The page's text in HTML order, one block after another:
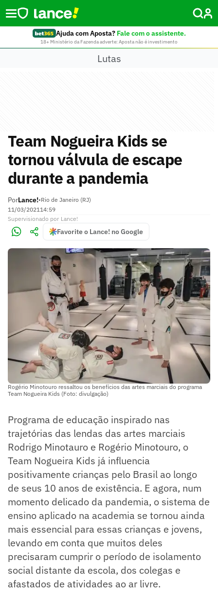
Ajuda com Aposta? Fale com o assistente.
18+ Ministério da Fazenda adverte: Aposta não é investimento
Lutas
Team Nogueira Kids se
tornou válvula de escape
durante a pandemia
PorLance!•Rio de Janeiro (RJ)
11/03/202114:59
Supervisionado por Lance!
Favorite o Lance! no Google
Rogério Minotouro ressaltou os benefícios das artes marciais do programa
Team Nogueira Kids (Foto: divulgação)
Programa de educação inspirado nas
trajetórias das lendas das artes marciais
Rodrigo Minotauro e Rogério Minotouro, o
Team Nogueira Kids já influencia
positivamente crianças pelo Brasil ao longo
de seus 10 anos de existência. E agora, num
momento delicado da pandemia, o sistema de
ensino aplicado na academia se tornou ainda
mais essencial para essas crianças e jovens,
levando em conta que muitos deles
precisaram cumprir o período de isolamento
social distante da escola, dos colegas e
afastados de atividades ao ar livre.